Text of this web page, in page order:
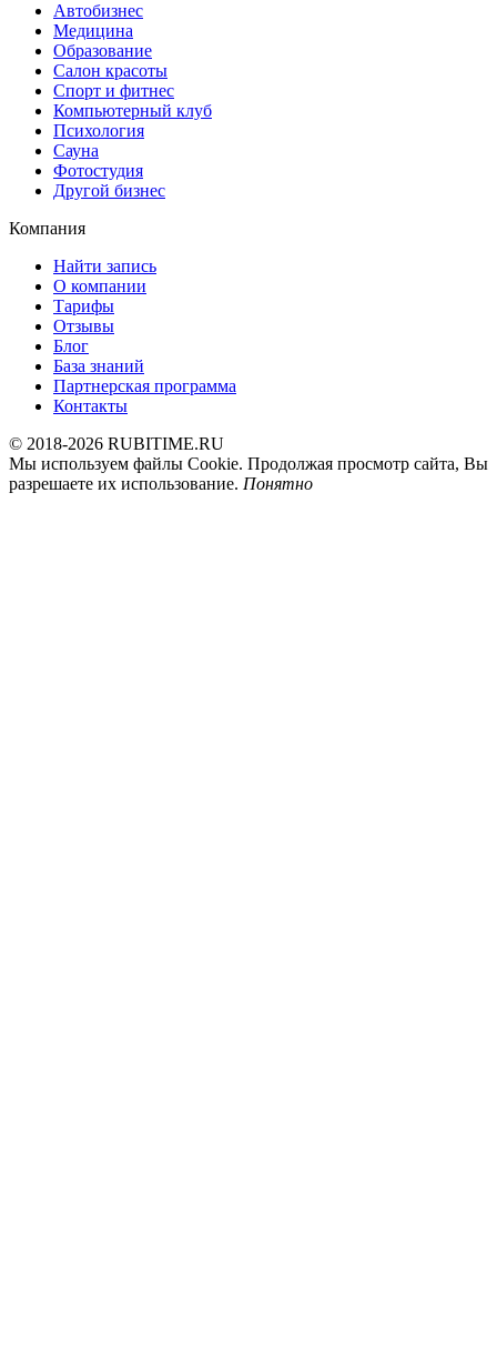
Автобизнес
Медицина
Образование
Салон красоты
Спорт и фитнес
Компьютерный клуб
Психология
Сауна
Фотостудия
Другой бизнес
Компания
Найти запись
О компании
Тарифы
Отзывы
Блог
База знаний
Партнерская программа
Контакты
© 2018-2026 RUBITIME.RU
Мы используем файлы Cookie. Продолжая просмотр сайта, Вы
разрешаете их использование. Понятно